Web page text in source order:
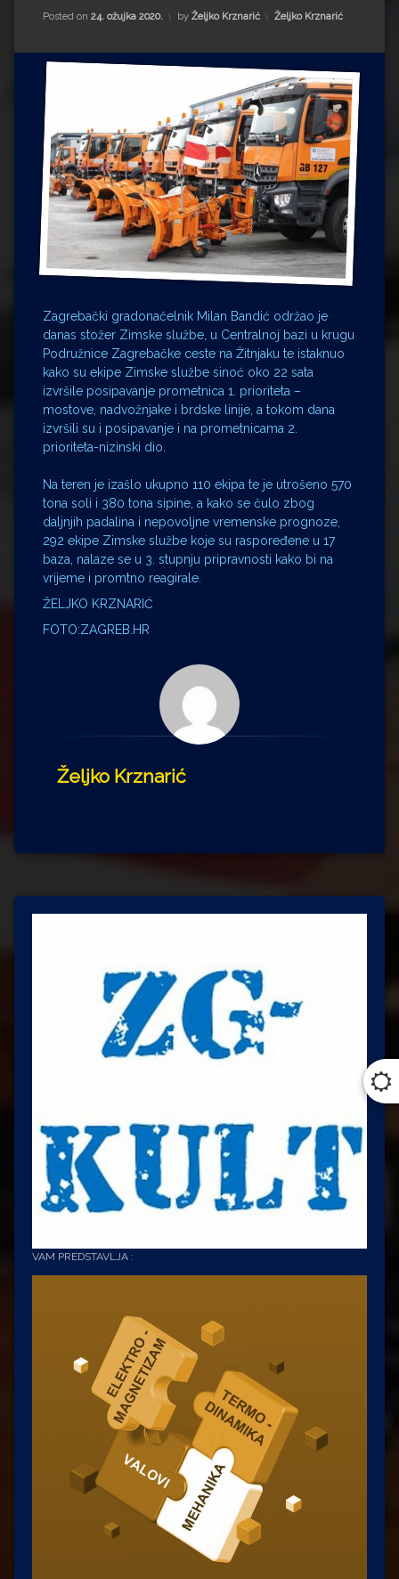
Matea Andrić
Ljiljana Lekanić-Kljaić
Željko Krznarić
Mario Lovreković
Miroslav Šantek
Posted on 24. ožujka 2020. by Željko Krznarić Kategorije:
Željko Krznarić
Zagrebački gradonačelnik Milan Bandić održao je
danas stožer Zimske službe, u Centralnoj bazi u krugu
Podružnice Zagrebačke ceste na Žitnjaku te istaknuo
kako su ekipe Zimske službe sinoć oko 22 sata
izvršile posipavanje prometnica 1. prioriteta –
mostove, nadvožnjake i brdske linije, a tokom dana
izvršili su i posipavanje i na prometnicama 2.
prioriteta-nizinski dio.
Na teren je izašlo ukupno 110 ekipa te je utrošeno 570
tona soli i 380 tona sipine, a kako se čulo zbog
daljnjih padalina i nepovoljne vremenske prognoze,
292 ekipe Zimske službe koje su raspoređene u 17
baza, nalaze se u 3. stupnju pripravnosti kako bi na
vrijeme i promtno reagirale.
ŽELJKO KRZNARIĆ
FOTO:ZAGREB.HR
Željko Krznarić
VAM PREDSTAVLJA :